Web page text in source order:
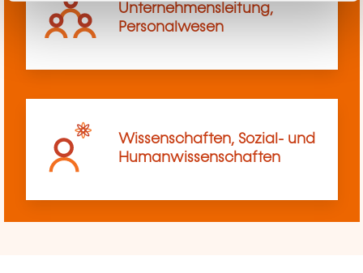
Unternehmensleitung,
Personalwesen
Wissenschaften, Sozial- und
Humanwissenschaften